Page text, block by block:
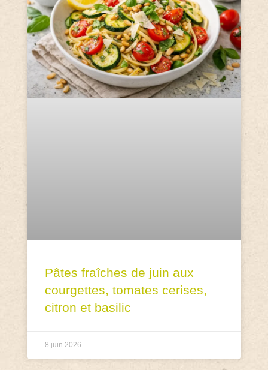
Pâtes fraîches de juin aux
courgettes, tomates cerises,
citron et basilic
8 juin 2026